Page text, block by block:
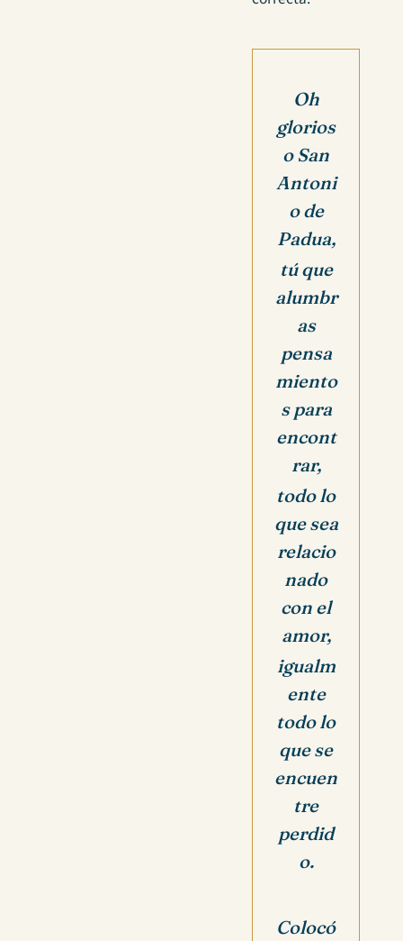
Oh
glorios
o San
Antoni
o de
Padua,
tú que
alumbr
as
pensa
miento
s para
encont
rar,
todo lo
que sea
relacio
nado
con el
amor,
igualm
ente
todo lo
que se
encuen
tre
perdid
o.
Colocó